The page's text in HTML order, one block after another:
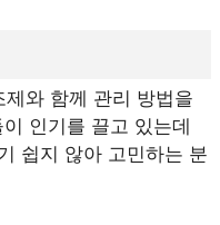
와 함께 관리 방법을
인기를 끌고 있는데
쉽지 않아 고민하는 분